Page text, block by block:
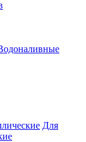
Для